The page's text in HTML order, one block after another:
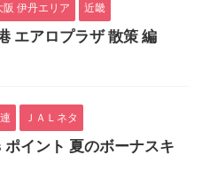
阪 伊丹エリア 近畿
エアロプラザ 散策 編
ＪＡＬネタ
イント 夏のボーナスキ